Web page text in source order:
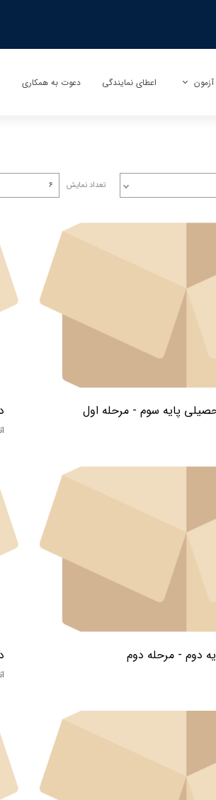
آزمون اعطای نمایندگی دعوت به همکاری
تعداد نمایش ۶
پایه سوم - مرحله اول
دوم - مرحله دوم